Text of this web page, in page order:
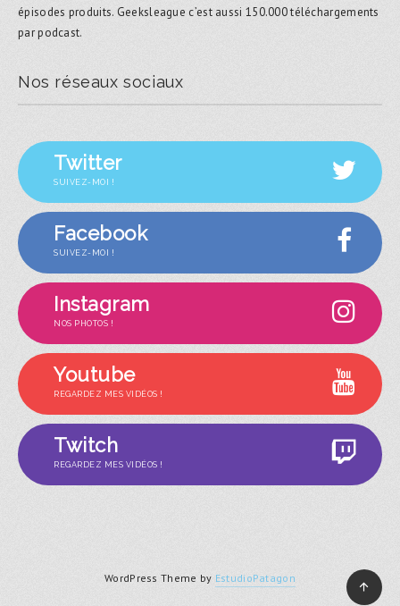
épisodes produits. Geeksleague c’est aussi 150.000 téléchargements
par podcast.
Nos réseaux sociaux
Twitter
SUIVEZ-MOI !
Facebook
SUIVEZ-MOI !
Instagram
NOS PHOTOS !
Youtube
REGARDEZ MES VIDÉOS !
Twitch
REGARDEZ MES VIDÉOS !
WordPress Theme by EstudioPatagon